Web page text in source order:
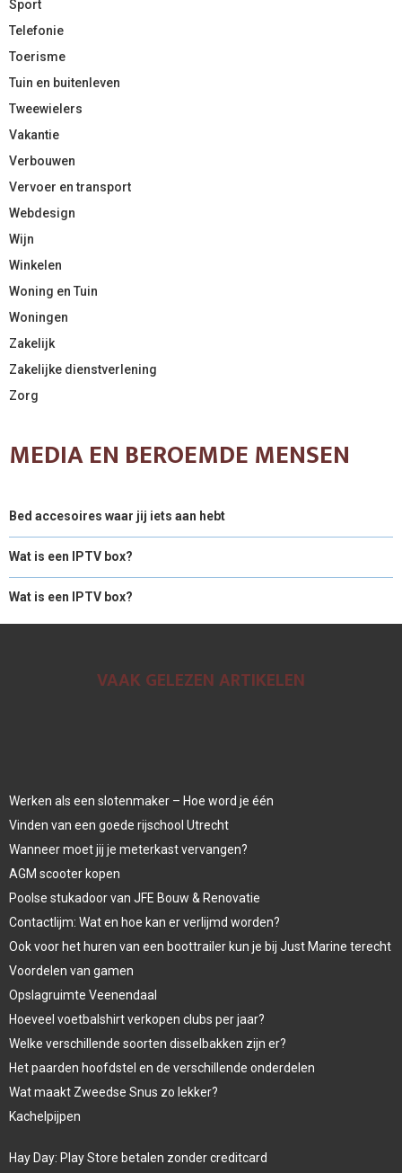
Sport
Telefonie
Toerisme
Tuin en buitenleven
Tweewielers
Vakantie
Verbouwen
Vervoer en transport
Webdesign
Wijn
Winkelen
Woning en Tuin
Woningen
Zakelijk
Zakelijke dienstverlening
Zorg
MEDIA EN BEROEMDE MENSEN
Bed accesoires waar jij iets aan hebt
Wat is een IPTV box?
Wat is een IPTV box?
VAAK GELEZEN ARTIKELEN
Werken als een slotenmaker – Hoe word je één
Vinden van een goede rijschool Utrecht
Wanneer moet jij je meterkast vervangen?
AGM scooter kopen
Poolse stukadoor van JFE Bouw & Renovatie
Contactlijm: Wat en hoe kan er verlijmd worden?
Ook voor het huren van een boottrailer kun je bij Just Marine terecht
Voordelen van gamen
Opslagruimte Veenendaal
Hoeveel voetbalshirt verkopen clubs per jaar?
Welke verschillende soorten disselbakken zijn er?
Het paarden hoofdstel en de verschillende onderdelen
Wat maakt Zweedse Snus zo lekker?
Kachelpijpen
Hay Day: Play Store betalen zonder creditcard